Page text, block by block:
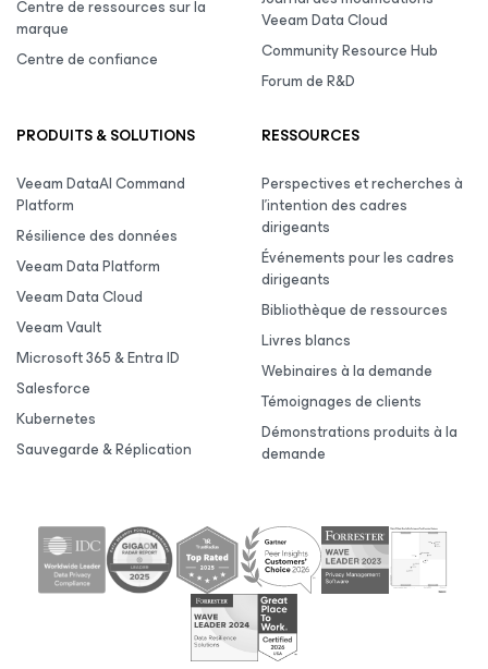
Centre de ressources sur la
marque
Centre de confiance
Veeam Data Cloud
Community Resource Hub
Forum de R&D
PRODUITS & SOLUTIONS
Veeam DataAI Command
Platform
Résilience des données
Veeam Data Platform
Veeam Data Cloud
Veeam Vault
Microsoft 365 & Entra ID
Salesforce
Kubernetes
Sauvegarde & Réplication
RESSOURCES
Perspectives et recherches à
l’intention des cadres
dirigeants
Événements pour les cadres
dirigeants
Bibliothèque de ressources
Livres blancs
Webinaires à la demande
Témoignages de clients
Démonstrations produits à la
demande